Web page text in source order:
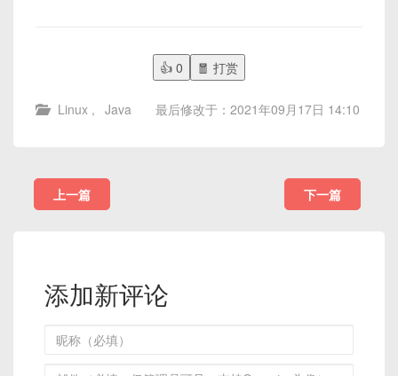
👍 0 🧧 打赏
Linux , Java 最后修改于：2021年09月17日 14:10
上一篇 下一篇
添加新评论